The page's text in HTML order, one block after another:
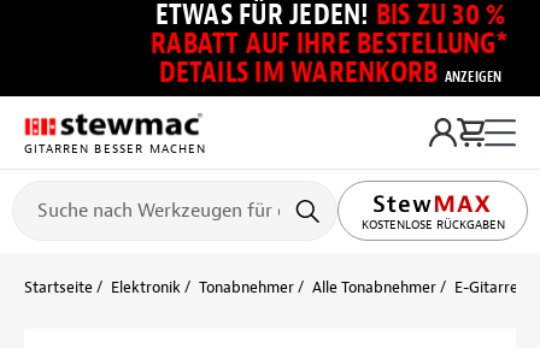
ETWAS FÜR JEDEN! BIS ZU 30 %
RABATT AUF IHRE BESTELLUNG*
DETAILS IM WARENKORB ANZEIGEN
GITARREN BESSER MACHEN
KOSTENLOSE RÜCKGABEN
Startseite Elektronik Tonabnehmer Alle Tonabnehmer E-Gitarre